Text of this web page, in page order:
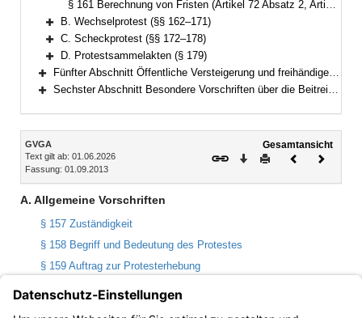
§ 161 Berechnung von Fristen (Artikel 72 Absatz 2, Artikel 73 WG, Artikel 55, 56 ScheckG)
Bereich erweitern
B. Wechselprotest (§§ 162–171)
Bereich erweitern
C. Scheckprotest (§§ 172–178)
Bereich erweitern
D. Protestsammelakten (§ 179)
Bereich erweitern
Fünfter Abschnitt Öffentliche Versteigerung und freihändiger Verkauf außerhalb der Zwangsvollstreckung (§§ 180–195)
Sechster Abschnitt Besondere Vorschriften über die Beitreibung nach dem Justizbeitreibungsgesetz und im Verwaltungsvollstreckungsverfahren (§§ 196–199)
Inhalt
GVGA
Text gilt ab: 01.06.2026
Fassung: 01.09.2013
Gesamtansicht
Download
DruckenVorheriges
A. Allgemeine Vorschriften
§ 157 Zuständigkeit
§ 158 Begriff und Bedeutung des Protestes
§ 159 Auftrag zur Protesterhebung
§ 160 Zeit der Protesterhebung (Artikel 72 Absatz 1, Artikel 86
WG, Artikel 55 ScheckG)